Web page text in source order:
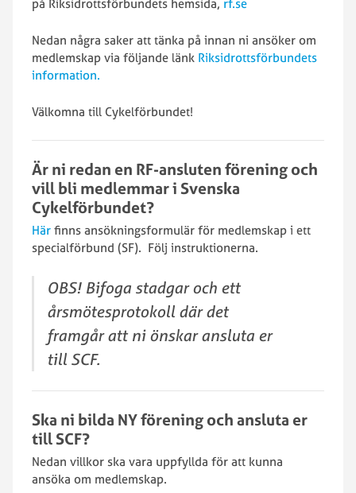
på Riksidrottsförbundets hemsida, rf.se
Nedan några saker att tänka på innan ni ansöker om
medlemskap via följande länk Riksidrottsförbundets
information.
Välkomna till Cykelförbundet!
Är ni redan en RF-ansluten förening och
vill bli medlemmar i Svenska
Cykelförbundet?
Här finns ansökningsformulär för medlemskap i ett
specialförbund (SF). Följ instruktionerna.
OBS! Bifoga stadgar och ett
årsmötesprotokoll där det
framgår att ni önskar ansluta er
till SCF.
Ska ni bilda NY förening och ansluta er
till SCF?
Nedan villkor ska vara uppfyllda för att kunna
ansöka om medlemskap.